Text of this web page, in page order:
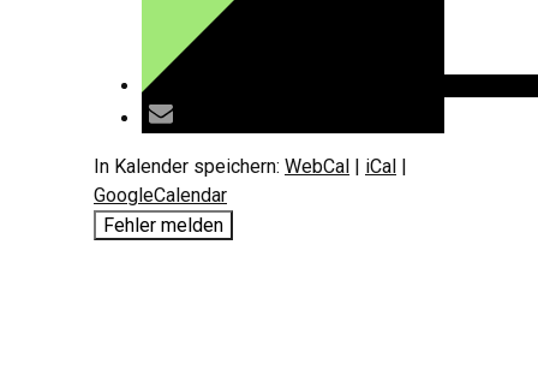
In Kalender speichern: WebCal | iCal |
GoogleCalendar
Fehler melden